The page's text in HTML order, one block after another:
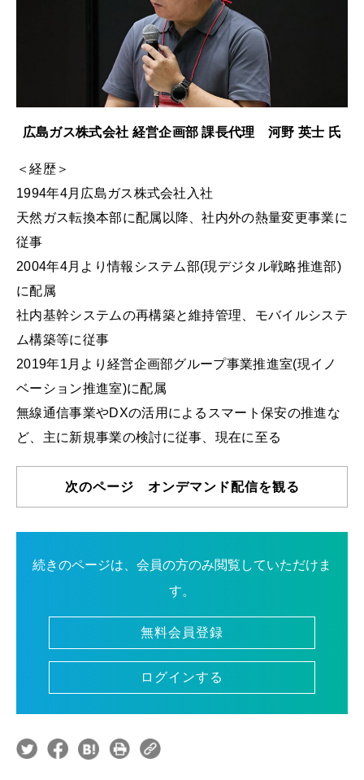
広島ガス株式会社 経営企画部 課長代理 河野 英士 氏
＜経歴＞
1994年4月広島ガス株式会社入社
天然ガス転換本部に配属以降、社内外の熱量変更事業に
従事
2004年4月より情報システム部(現デジタル戦略推進部)
に配属
社内基幹システムの再構築と維持管理、モバイルシステ
ム構築等に従事
2019年1月より経営企画部グループ事業推進室(現イノ
ベーション推進室)に配属
無線通信事業やDXの活用によるスマート保安の推進な
ど、主に新規事業の検討に従事、現在に至る
次のページ オンデマンド配信を観る
続きのページは、会員の方のみ閲覧していただけま
す。
無料会員登録
ログインする